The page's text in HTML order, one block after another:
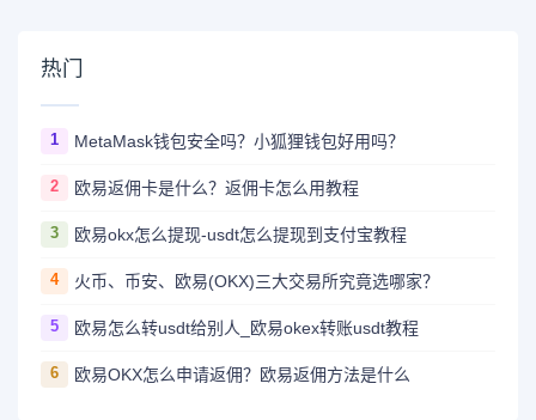
热门
1 MetaMask钱包安全吗？小狐狸钱包好用吗？
2 欧易返佣卡是什么？返佣卡怎么用教程
3 欧易okx怎么提现-usdt怎么提现到支付宝教程
4 火币、币安、欧易(OKX)三大交易所究竟选哪家？
5 欧易怎么转usdt给别人_欧易okex转账usdt教程
6 欧易OKX怎么申请返佣？欧易返佣方法是什么